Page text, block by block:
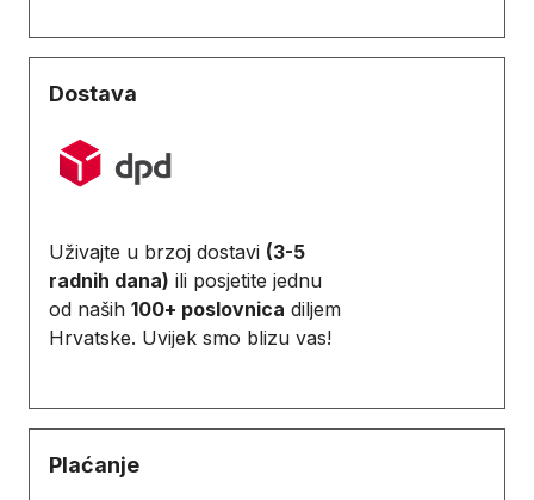
Dostava
Uživajte u brzoj dostavi (3-5
radnih dana) ili posjetite jednu
od naših 100+ poslovnica diljem
Hrvatske. Uvijek smo blizu vas!
Plaćanje